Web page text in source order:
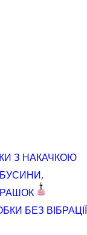
З НАКАЧКОЮ
БУСИНИ,
БЕЗ ВІБРАЦІЇ